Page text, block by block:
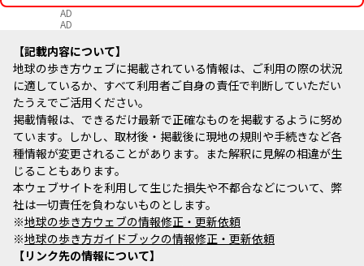
AD
AD
記載内容について
地球の歩き方ウェブに掲載されている情報は、ご利用の際の状況
に適しているか、すべて利用者ご自身の責任で判断していただい
たうえでご活用ください。
掲載情報は、できるだけ最新で正確なものを掲載するように努め
ています。しかし、取材後・掲載後に現地の規則や手続きなど各
種情報が変更されることがあります。また解釈に見解の相違が生
じることもあります。
本ウェブサイトを利用して生じた損失や不都合などについて、弊
社は一切責任を負わないものとします。
※地球の歩き方ウェブの情報修正・更新依頼
※地球の歩き方ガイドブックの情報修正・更新依頼
リンク先の情報について